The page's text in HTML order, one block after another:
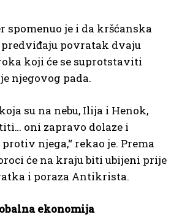
spomenuo je i da kršćanska
povratak dvaju
koji će se suprotstaviti
njegovog pada.
su na nebu, Ilija i Henok,
oni zapravo dolaze i
njega,“ rekao je. Prema
će na kraju biti ubijeni prije
i poraza Antikrista.
ekonomija